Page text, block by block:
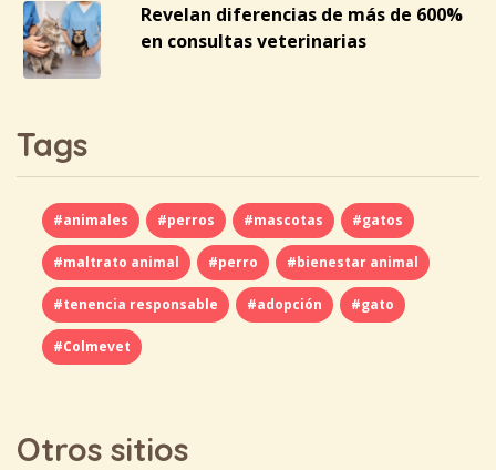
Revelan diferencias de más de 600%
en consultas veterinarias
Tags
#animales #perros #mascotas #gatos
#maltrato animal #perro #bienestar animal
#tenencia responsable #adopción #gato
#Colmevet
Otros sitios